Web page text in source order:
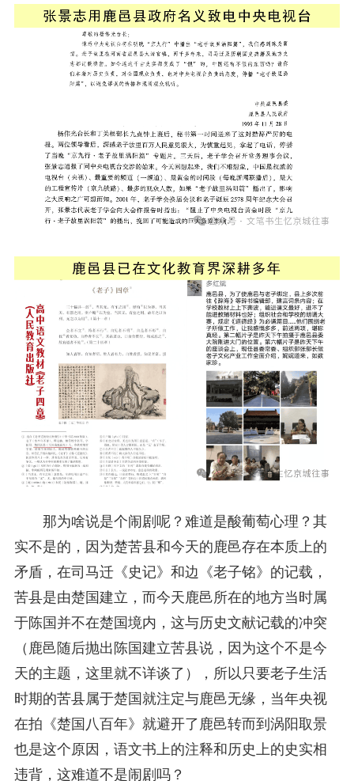
那为啥说是个闹剧呢？难道是酸葡萄心理？其
实不是的，因为楚苦县和今天的鹿邑存在本质上的
矛盾，在司马迁《史记》和边《老子铭》的记载，
苦县是由楚国建立，而今天鹿邑所在的地方当时属
于陈国并不在楚国境内，这与历史文献记载的冲突
（鹿邑随后抛出陈国建立苦县说，因为这个不是今
天的主题，这里就不详谈了），所以只要老子生活
时期的苦县属于楚国就注定与鹿邑无缘，当年央视
在拍《楚国八百年》就避开了鹿邑转而到涡阳取景
也是这个原因，语文书上的注释和历史上的史实相
违背，这难道不是闹剧吗？